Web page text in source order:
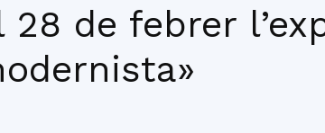
de febrer